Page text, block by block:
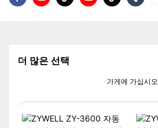
더 많은 선택
가게에 가십시오